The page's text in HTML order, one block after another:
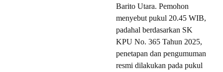
Barito Utara. Pemohon
menyebut pukul 20.45 WIB,
padahal berdasarkan SK
KPU No. 365 Tahun 2025,
penetapan dan pengumuman
resmi dilakukan pada pukul